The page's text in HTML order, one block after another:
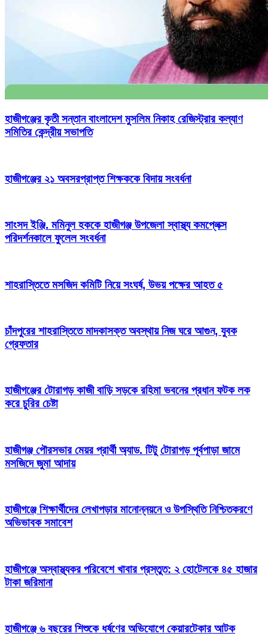
হাজীগঞ্জের কৃতী সন্তান বাংলাদেশ মুসলিম নিকাহ রেজিস্ট্রার কল্যাণ
সমিতির কেন্দ্রীয় সভাপতি
হাজীগঞ্জের ২১ অবসরপ্রাপ্ত শিক্ষককে বিদায় সংবর্ধনা
সাংসদ ইঞ্জি. মমিনুল হককে হাজীগঞ্জ উপজেলা স্বাস্থ্য কমপ্লেক্স
পরিদর্শনকালে ফুলেল সংবর্ধনা
শাহরাস্তিতে মসজিদ কমিটি নিয়ে সংঘর্ষ, উভয় পক্ষের আহত ৫
চাঁদপুরের শাহরাস্তিতে মাদকাসক্ত অবস্থায় নিজ ঘরে আগুন, যুবক
গ্রেফতার
হাজীগঞ্জের টোরাগড় কাজী বাড়ি সড়কে রহিমা ভবনের প্রধান ফটক লক
করে চুরির চেষ্টা
হাজীগঞ্জ পৌরসভার মেয়র প্রার্থী অ্যাড. টিটু টোরাগড় পূর্বপাড়া জামে
মসজিদে জুমা আদায়
হাজীগঞ্জে শিক্ষার্থীদের লেখাপড়ার মানোন্নয়নে ও উপস্থিতি নিশ্চিতকরণে
অভিভাবক সমাবেশ
হাজীগঞ্জে অস্বাস্থ্যকর পরিবেশে খাবার প্রস্তুত: ২ হোটেলকে ৪৫ হাজার
টাকা জরিমানা
হাজীগঞ্জে ৬ বছরের শিশুকে ধর্ষণের অভিযোগে কেয়ারটেকার আটক